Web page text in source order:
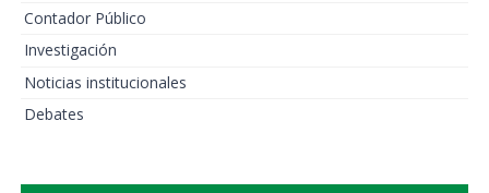
Contador Público
Investigación
Noticias institucionales
Debates